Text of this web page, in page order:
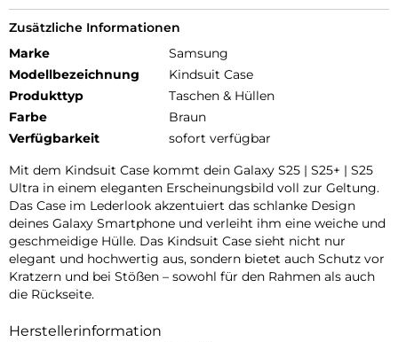
Zusätzliche Informationen
Marke
Samsung
Modellbezeichnung
Kindsuit Case
Produkttyp
Taschen & Hüllen
Farbe
Braun
Verfügbarkeit
sofort verfügbar
Mit dem Kindsuit Case kommt dein Galaxy S25 | S25+ | S25
Ultra in einem eleganten Erscheinungsbild voll zur Geltung.
Das Case im Lederlook akzentuiert das schlanke Design
deines Galaxy Smartphone und verleiht ihm eine weiche und
geschmeidige Hülle. Das Kindsuit Case sieht nicht nur
elegant und hochwertig aus, sondern bietet auch Schutz vor
Kratzern und bei Stößen – sowohl für den Rahmen als auch
die Rückseite.
Herstellerinformation